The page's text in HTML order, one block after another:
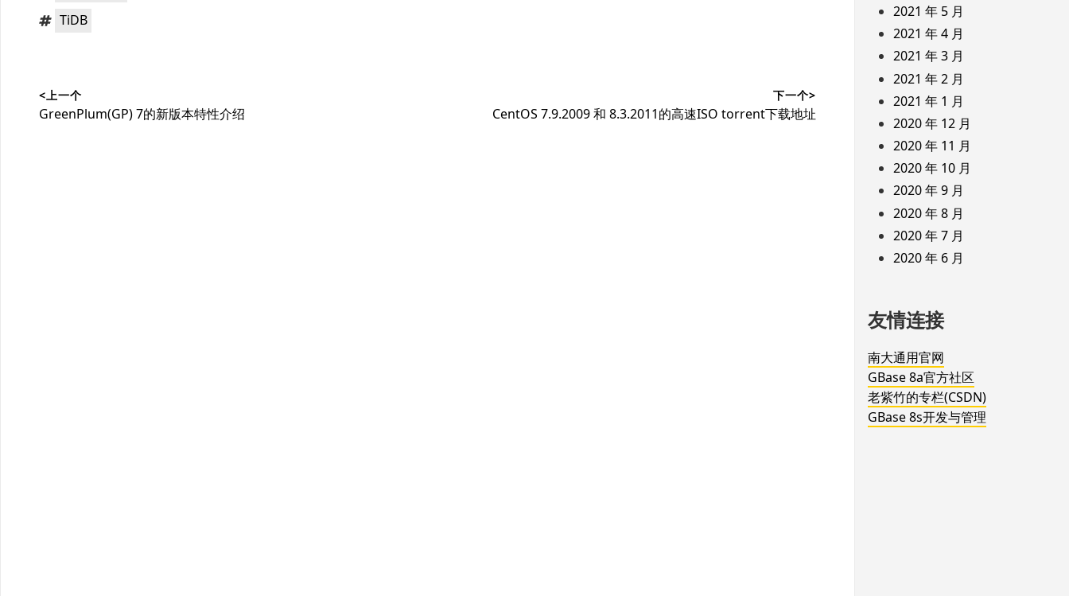
标 TiDB
章
<上一个
上
GreenPlum(GP) 7的新版本特性介绍
下一个>
下
CentOS 7.9.2009 和 8.3.2011的高速ISO torrent下载地址
2021 年 5 月
2021 年 4 月
2021 年 3 月
2021 年 2 月
2021 年 1 月
2020 年 12 月
2020 年 11 月
2020 年 10 月
2020 年 9 月
2020 年 8 月
2020 年 7 月
2020 年 6 月
友情连接
南大通用官网
GBase 8a官方社区
老紫竹的专栏(CSDN)
GBase 8s开发与管理